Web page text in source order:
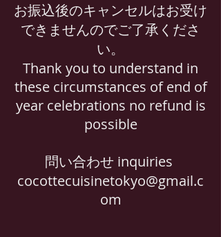
お振込後のキャンセルはお受け
できませんのでご了承くださ
い。
Thank you to understand in
these circumstances of end of
year celebrations no refund is
possible
問い合わせ inquiries
cocottecuisinetokyo@gmail.c
om